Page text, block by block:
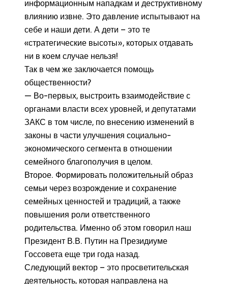
информационным нападкам и деструктивному
влиянию извне. Это давление испытывают на
себе и наши дети. А дети – это те
«стратегические высоты», которых отдавать
ни в коем случае нельзя!
Так в чем же заключается помощь
общественности?
— Во-первых, выстроить взаимодействие с
органами власти всех уровней, и депутатами
ЗАКС в том числе, по внесению изменений в
законы в части улучшения социально-
экономического сегмента в отношении
семейного благополучия в целом.
Второе. Формировать положительный образ
семьи через возрождение и сохранение
семейных ценностей и традиций, а также
повышения роли ответственного
родительства. Именно об этом говорил наш
Президент В.В. Путин на Президиуме
Госсовета еще три года назад.
Следующий вектор – это просветительская
деятельность, которая направлена на